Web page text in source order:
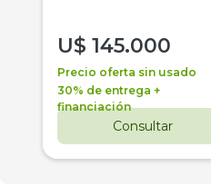
U$ 145.000
Precio oferta sin usado
30% de entrega +
financiación
Consultar